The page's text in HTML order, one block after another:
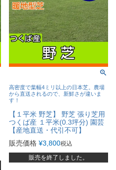
高密度で葉幅4ミリ以上の日本芝。農場
から直送されるので、新鮮さが違いま
す！
【１平米 野芝】 野芝 張り芝用
つくば産 １平米(0.3坪分) 園芸
【産地直送・代引不可】
販売価格 ¥3,800税込
販売を終了しました。